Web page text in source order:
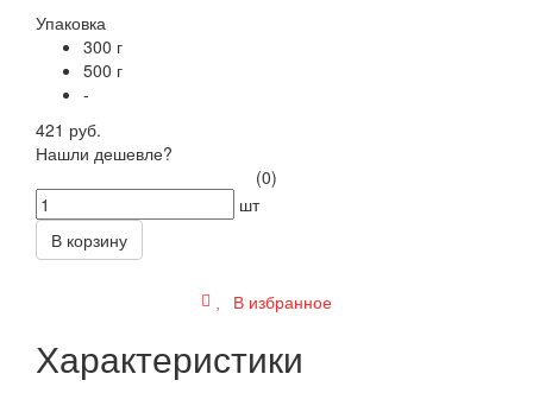
Упаковка
300 г
500 г
-
421 руб.
Нашли дешевле?
(0)
шт
В корзину
В избранное
Характеристики